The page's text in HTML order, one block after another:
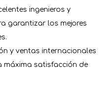
ingenieros y
garantizar los mejores
y ventas internacionales
máxima satisfacción de